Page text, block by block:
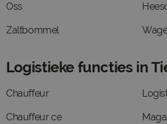
Oss
Zaltbommel
Logistieke functies in
Chauffeur
Chauffeur ce